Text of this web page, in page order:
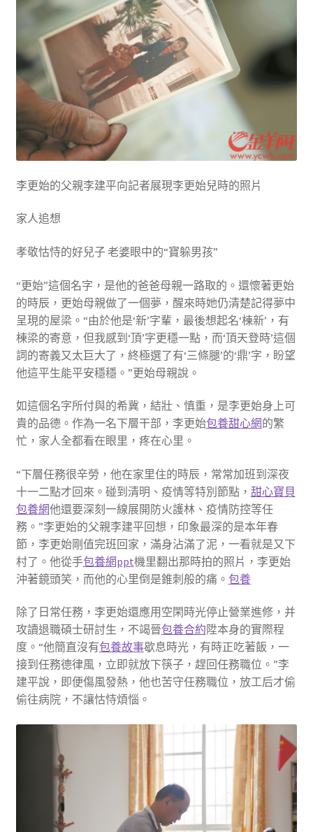
李更始的父親李建平向記者展現李更始兒時的照片
家人追想
孝敬怙恃的好兒子 老婆眼中的“寶躲男孩”
“更始”這個名字，是他的爸爸母親一路取的。還懷著更始
的時辰，更始母親做了一個夢，醒來時她仍清楚記得夢中
呈現的屋梁。“由於他是‘新’字輩，最後想起名‘棟新’，有
棟梁的寄意，但我感到‘頂’字更穩一點，而‘頂天登時’這個
詞的寄義又太巨大了，終極選了有‘三條腿’的‘鼎’字，盼望
他這平生能平安穩穩。”更始母親說。
如這個名字所付與的希冀，結壯、慎重，是李更始身上可
貴的品德。作為一名下層干部，李更始包養甜心網的繁
忙，家人全都看在眼里，疼在心里。
“下層任務很辛勞，他在家里住的時辰，常常加班到深夜
十一二點才回來。碰到清明、疫情等特別節點， 甜心寶貝
包養網他還要深刻一線展開防火護林、疫情防控等任
務。”李更始的父親李建平回想，印象最深的是本年春
節，李更始剛值完班回家，滿身沾滿了泥，一看就是又下
村了。他從手包養網ppt機里翻出那時拍的照片，李更始
沖著鏡頭笑，而他的心里倒是錐刺般的痛。 包養
除了日常任務，李更始還應用空閑時光停止營業進修，并
攻讀退職碩士研討生，不竭晉包養合約陞本身的實際程
度。“他簡直沒有包養故事歇息時光，有時正吃著飯，一
接到任務德律風，立即就放下筷子，趕回任務職位。”李
建平說，即便傷風發熱，他也苦守任務職位，放工后才偷
偷往病院，不讓怙恃煩惱。